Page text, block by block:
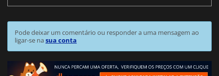
Pode deixar um comentário ou responder a uma mensagem ao
ligar-se nasua conta